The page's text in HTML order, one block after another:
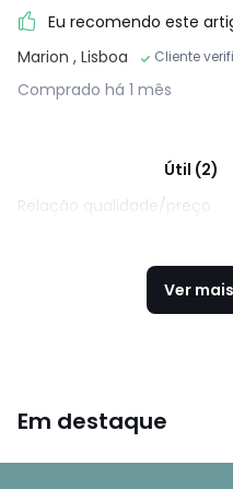
Eu recomendo este
Marion , Lisboa Cliente
Comprado há 1 mês
Útil (2)
Relação qualidade/preço
Ver
Em destaque